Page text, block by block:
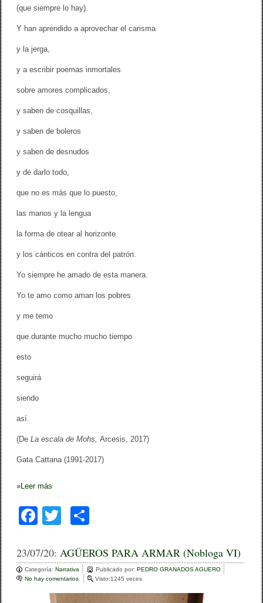
(que siempre lo hay).
Y han aprendido a aprovechar el carisma
y la jerga,
y a escribir poemas inmortales
sobre amores complicados,
y saben de cosquillas,
y saben de boleros
y saben de desnudos
y de darlo todo,
que no es más que lo puesto,
las manos y la lengua
la forma de otear al horizonte
y los cánticos en contra del patrón.
Yo siempre he amado de esta manera.
Yo te amo como aman los pobres
y me temo
que durante mucho mucho tiempo
esto
seguirá
siendo
así.
(DeLa escala de Mohs,Arcesis, 2017)
Gata Cattana (1991-2017)
» Leer más
F
c
e
tt
er
m
p
ar
23/07/20: AGÜEROS PARA ARMAR (Nobloga VI)
Categoría:Narrativa Publicado por:PEDRO GRANADOS AGUERO
No hay comentarios
Visto:1245 veces